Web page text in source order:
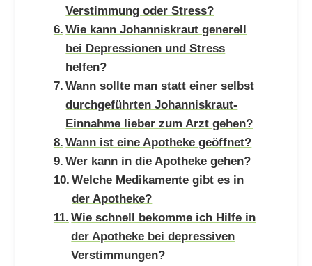
Verstimmung oder Stress?
Wie kann Johanniskraut generell
bei Depressionen und Stress
helfen?
Wann sollte man statt einer selbst
durchgeführten Johanniskraut-
Einnahme lieber zum Arzt gehen?
Wann ist eine Apotheke geöffnet?
Wer kann in die Apotheke gehen?
Welche Medikamente gibt es in
der Apotheke?
Wie schnell bekomme ich Hilfe in
der Apotheke bei depressiven
Verstimmungen?